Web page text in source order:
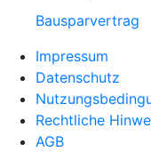
Bausparvertrag
Impressum
Datenschutz
Rechtliche
AGB